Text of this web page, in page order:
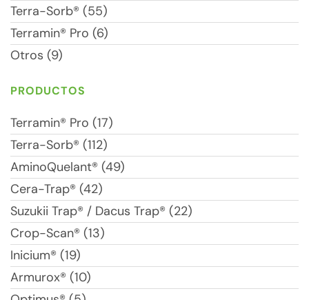
Terra-Sorb® (55)
Terramin® Pro (6)
Otros (9)
PRODUCTOS
Terramin® Pro (17)
Terra-Sorb® (112)
AminoQuelant® (49)
Cera-Trap® (42)
Suzukii Trap® / Dacus Trap® (22)
Crop-Scan® (13)
Inicium® (19)
Armurox® (10)